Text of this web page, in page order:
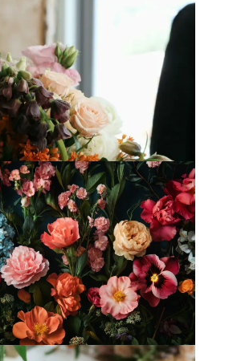
佳花店
H.：奢華花藝工作室